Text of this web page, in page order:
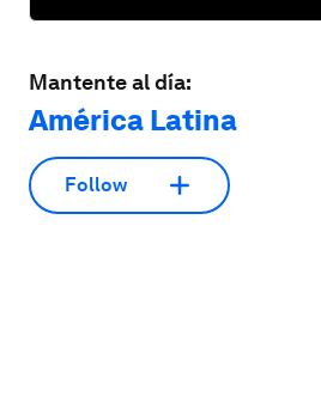
Mantente al día:
América Latina
Follow